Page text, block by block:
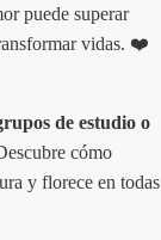
puede superar
vidas. ❤️
de estudio o
cómo
y florece en todas